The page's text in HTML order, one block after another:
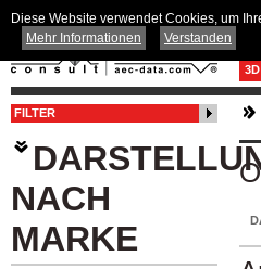
FILTER
NACH
MARKE
Diese Website verwendet Cookies, um
Mehr Informationen
Verstanden